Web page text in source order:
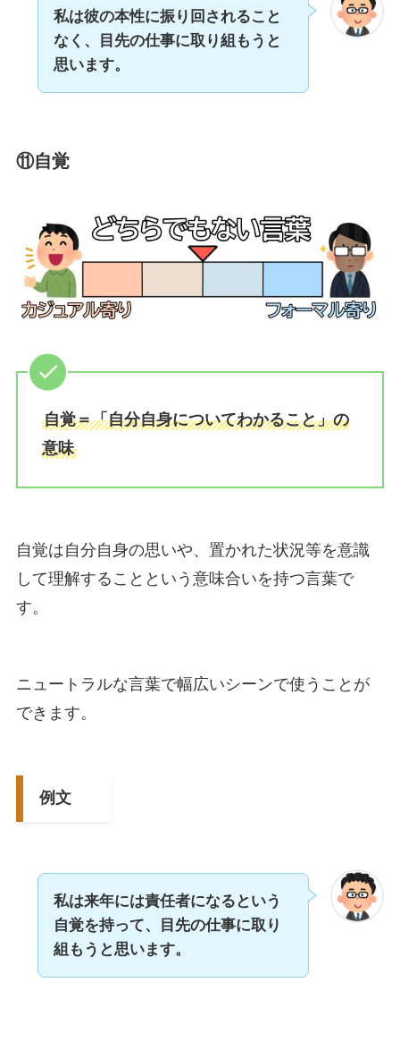
私は彼の本性に振り回されること
なく、目先の仕事に取り組もうと
思います。
⑪自覚
自覚＝「自分自身についてわかること」の
意味
自覚は自分自身の思いや、置かれた状況等を意識
して理解することという意味合いを持つ言葉で
す。
ニュートラルな言葉で幅広いシーンで使うことが
できます。
例文
私は来年には責任者になるという
自覚を持って、目先の仕事に取り
組もうと思います。